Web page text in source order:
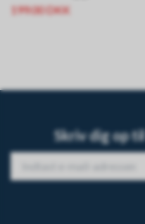
199.00 DKK
Skriv dig op